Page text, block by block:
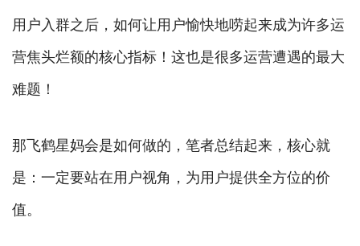
用户入群之后，如何让用户愉快地唠起来成为许多运
营焦头烂额的核心指标！这也是很多运营遭遇的最大
难题！
那飞鹤星妈会是如何做的，笔者总结起来，核心就
是：一定要站在用户视角，为用户提供全方位的价
值。